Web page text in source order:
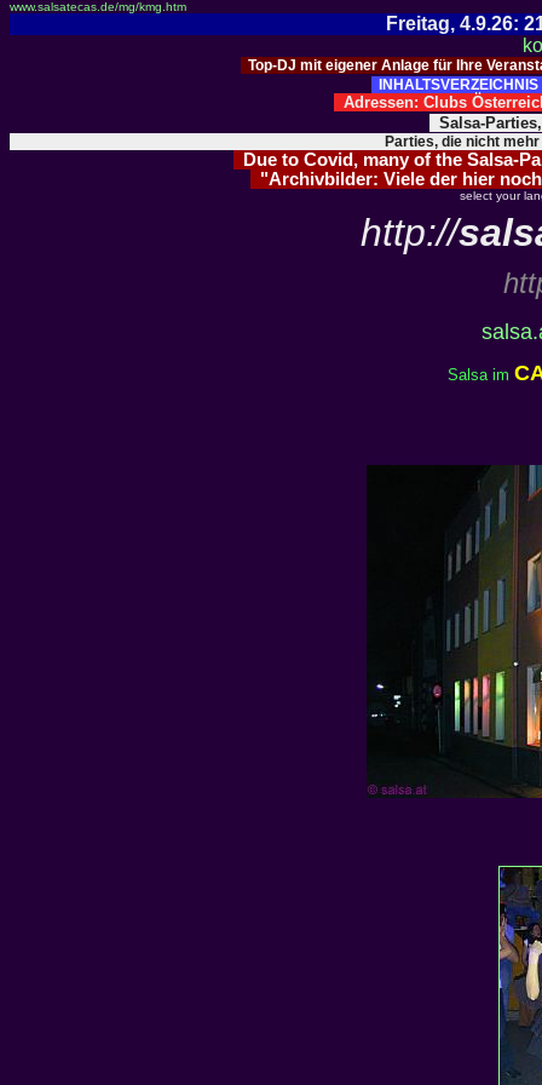
www.salsatecas.de/mg/kmg.htm
Freitag, 4.9.26:
Top-DJ mit eigener Anlage für Ihre
Adressen: Clubs
Salsa-
Parties, die nicht
Due to Covid, many of the Salsa-
"Archivbilder: Viele der hier
select your
http://
Salsa im